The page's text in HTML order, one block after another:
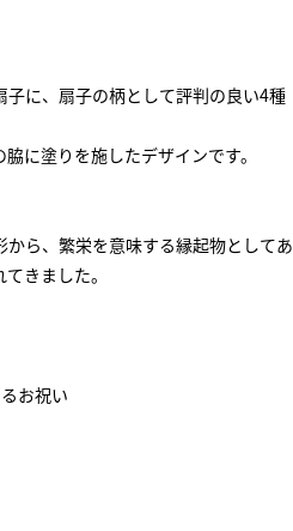
に、扇子の柄として評判の良い4種
に塗りを施したデザインです。
ら、繁栄を意味する縁起物としてあ
きました。
お祝い